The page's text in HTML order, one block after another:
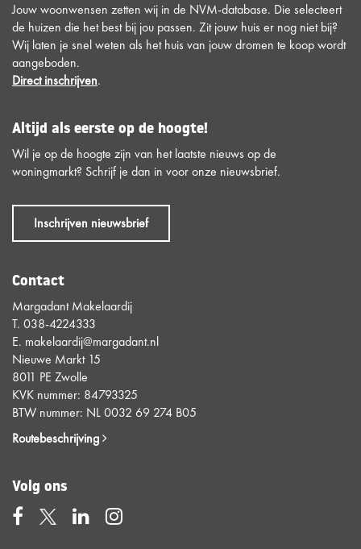
Jouw woonwensen zetten wij in de NVM-database. Die selecteert
de huizen die het best bij jou passen. Zit jouw huis er nog niet bij?
Wij laten je snel weten als het huis van jouw dromen te koop wordt
aangeboden.
Direct inschrijven.
Altijd als eerste op de hoogte!
Wil je op de hoogte zijn van het laatste nieuws op de
woningmarkt? Schrijf je dan in voor onze nieuwsbrief.
Inschrijven nieuwsbrief
Contact
Margadant Makelaardij
T. 038-4224333
E. makelaardij@margadant.nl
Nieuwe Markt 15
8011 PE Zwolle
KVK nummer: 84793325
BTW nummer: NL 0032 69 274 B05
Routebeschrijving
Volg ons